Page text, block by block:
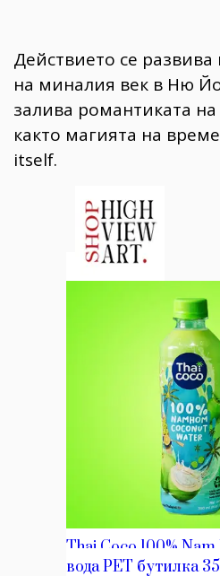
Действието се
на миналия век в Ню
залива романтиката
както магията на
itself.